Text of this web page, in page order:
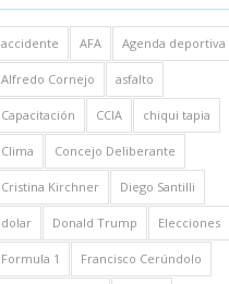
accidente AFA Agenda deportiva
Alfredo Cornejo asfalto
Capacitación CCIA chiqui tapia
Clima Concejo Deliberante
Cristina Kirchner Diego Santilli
dolar Donald Trump Elecciones
Formula 1 Francisco Cerúndolo